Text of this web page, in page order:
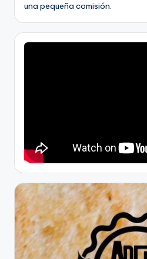
una pequeña comisión.